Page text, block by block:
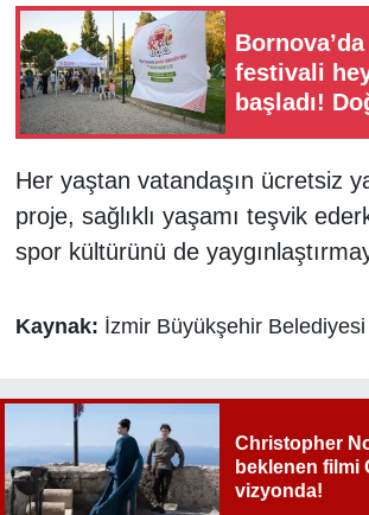
Bornova’da
festivali
başladı!
Her yaştan vatandaşın ücretsiz
proje, sağlıklı yaşamı teşvik
spor kültürünü de
Kaynak: İzmir Büyükşehir Belediyesi
Christopher
beklenen filmi
vizyonda!